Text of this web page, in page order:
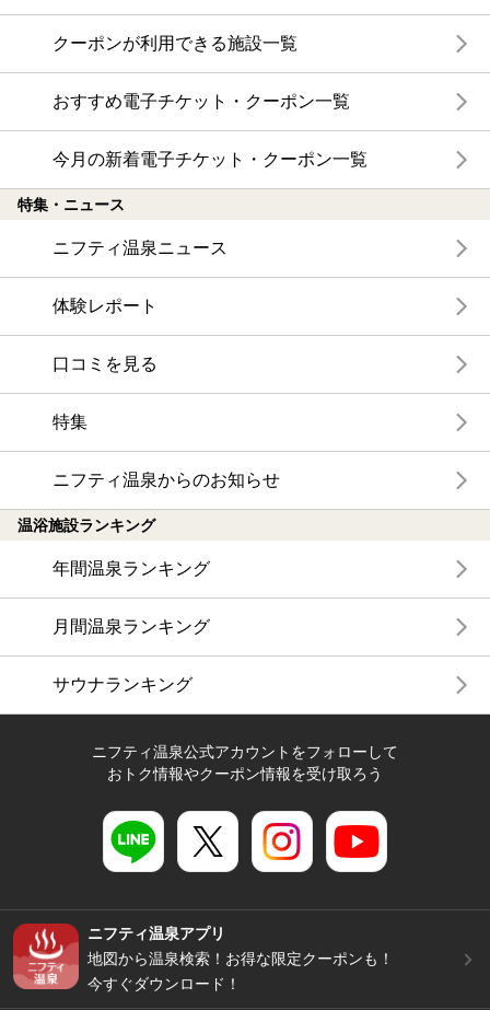
クーポンが利用できる施設一覧
おすすめ電子チケット・クーポン一覧
今月の新着電子チケット・クーポン一覧
特集・ニュース
ニフティ温泉ニュース
体験レポート
口コミを見る
特集
ニフティ温泉からのお知らせ
温浴施設ランキング
年間温泉ランキング
月間温泉ランキング
サウナランキング
ニフティ温泉公式アカウントをフォローして
おトク情報やクーポン情報を受け取ろう
ニフティ温泉アプリ
地図から温泉検索！お得な限定クーポンも！
今すぐダウンロード！